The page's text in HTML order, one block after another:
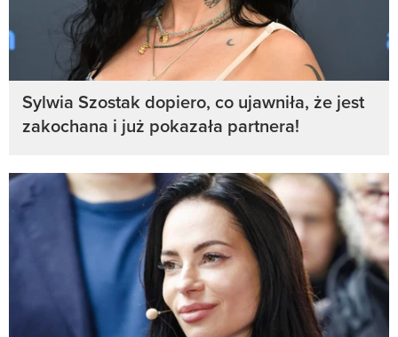
Sylwia Szostak dopiero, co ujawniła, że jest
zakochana i już pokazała partnera!